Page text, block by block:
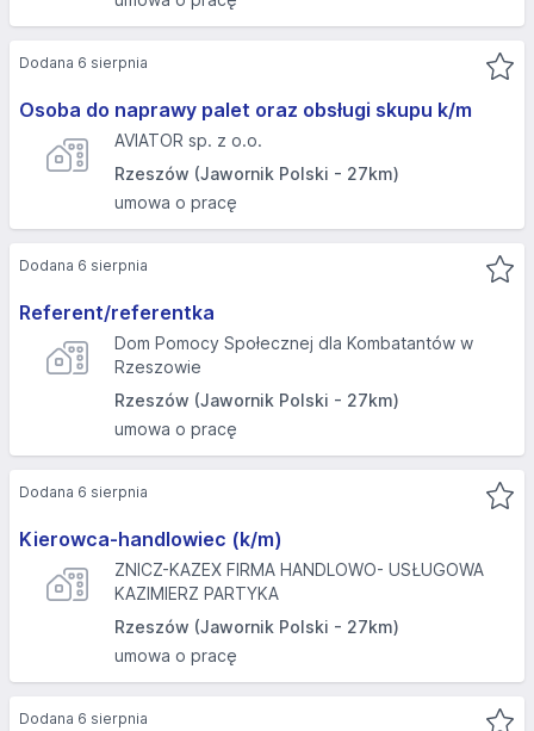
Osoba do naprawy palet oraz obsługi skupu k/m
AVIATOR sp. z o.o.
Rzeszów (Jawornik Polski - 27km)
umowa o pracę
Dodana 6 sierpnia
Referent/referentka
Dom Pomocy Społecznej dla Kombatantów w
Rzeszowie
Rzeszów (Jawornik Polski - 27km)
umowa o pracę
Dodana 6 sierpnia
Kierowca-handlowiec (k/m)
ZNICZ-KAZEX FIRMA HANDLOWO- USŁUGOWA
KAZIMIERZ PARTYKA
Rzeszów (Jawornik Polski - 27km)
umowa o pracę
Dodana 6 sierpnia
Dodana 6 sierpnia